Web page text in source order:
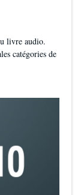
livre audio.
catégories de